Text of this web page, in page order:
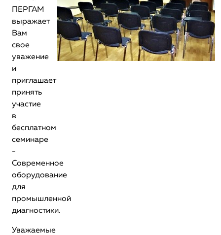
ПЕРГАМ
выражает
Вам
свое
уважение
и
приглашает
принять
участие
в
бесплатном
семинаре
-
Современное
оборудование
для
промышленной
диагностики.
Уважаемые